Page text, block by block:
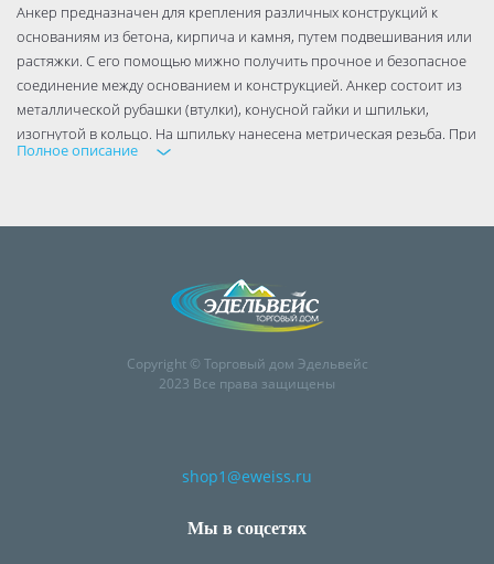
Анкер предназначен для крепления различных конструкций к
основаниям из бетона, кирпича и камня, путем подвешивания или
растяжки. С его помощью мижно получить прочное и безопасное
соединение между основанием и конструкцией. Анкер состоит из
металлической рубашки (втулки), конусной гайки и шпильки,
изогнутой в кольцо. На шпильку нанесена метрическая резьба. При
закручивании крючка конусная гайка втягивается во втулку и
от производителя крепежа.
Полное описание
Copyright © Торговый дом Эдельвейс
2023 Все права защищены
shop1@eweiss.ru
Мы в соцсетях